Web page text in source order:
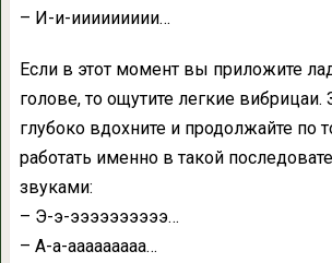
– И-и-иииииииии…
Если в этот момент вы приложите
голове, то ощутите легкие вибрицаи.
глубоко вдохните и продолжайте по
работать именно в такой
звуками:
– Э-э-ээээээээээ…
– А-а-ааааааааа…